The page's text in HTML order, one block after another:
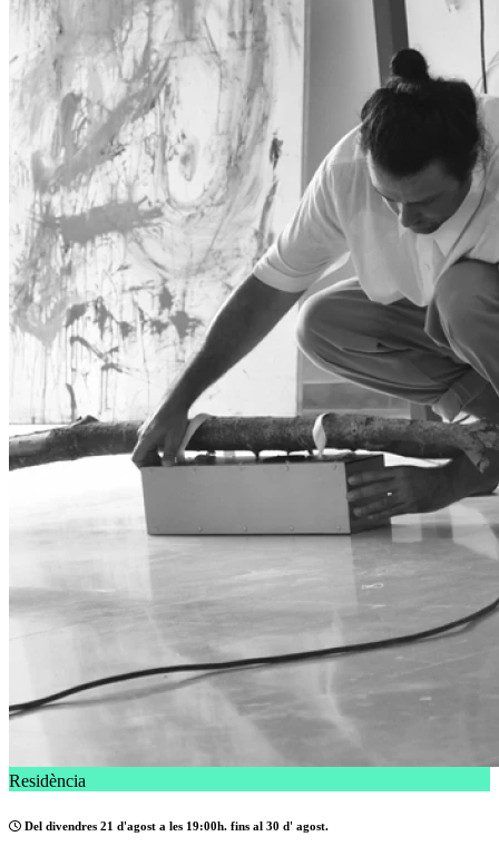
Residència
Del divendres 21 d'agost a les 19:00h. fins al 30 d' agost.